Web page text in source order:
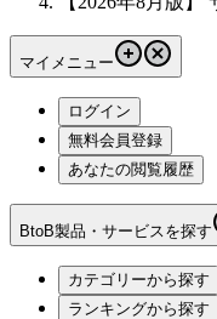
マイメニュー
ログイン
無料会員登録
あなたの閲覧履歴
BtoB製品・サービスを探す
カテゴリーから探す
ランキングから探す